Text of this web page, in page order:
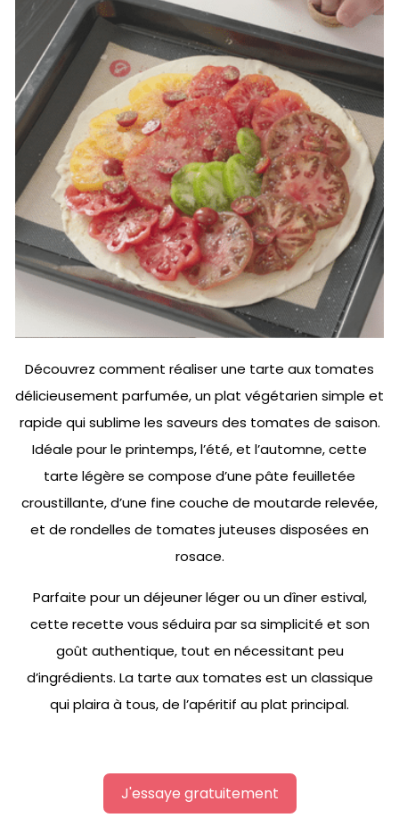
Découvrez comment réaliser une tarte aux tomates
délicieusement parfumée, un plat végétarien simple et
rapide qui sublime les saveurs des tomates de saison.
Idéale pour le printemps, l’été, et l’automne, cette
tarte légère se compose d’une pâte feuilletée
croustillante, d’une fine couche de moutarde relevée,
et de rondelles de tomates juteuses disposées en
rosace.
Parfaite pour un déjeuner léger ou un dîner estival,
cette recette vous séduira par sa simplicité et son
goût authentique, tout en nécessitant peu
d’ingrédients. La tarte aux tomates est un classique
qui plaira à tous, de l’apéritif au plat principal.
J'essaye gratuitement